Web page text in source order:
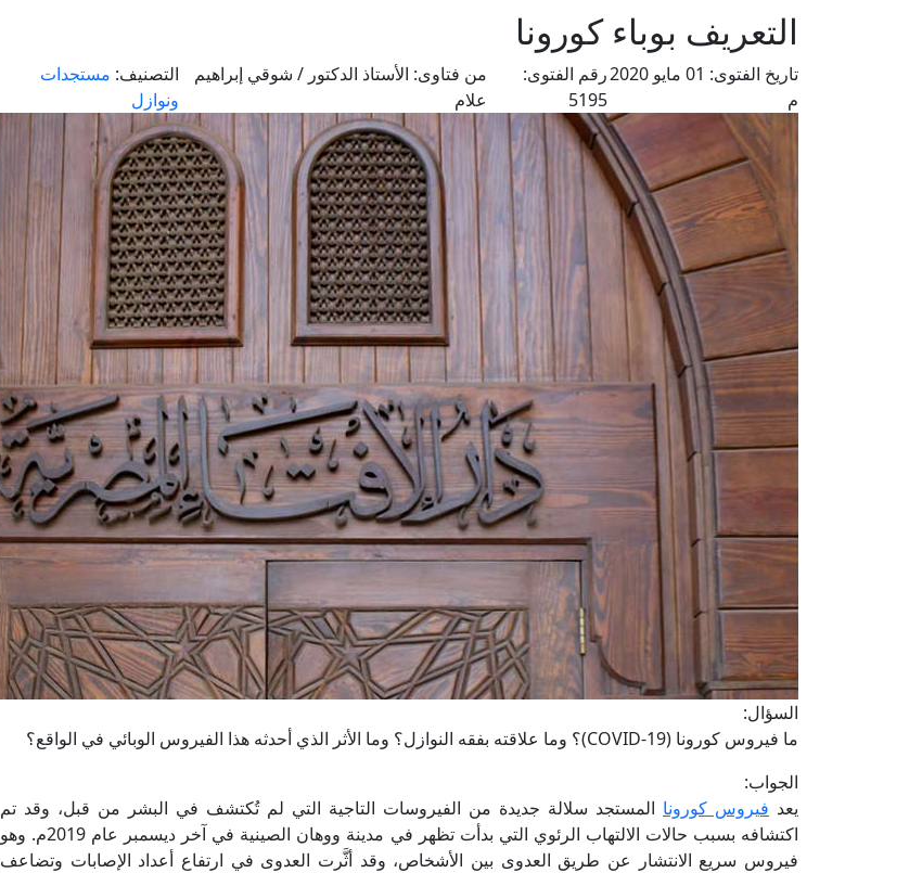
التعريف بوباء كورونا
تاريخ الفتوى:
01 مايو 2020
م
رقم الفتوى:
5195
من فتاوى: الأستاذ الدكتور / شوقي إبراهيم
علام
التصنيف: مستجدات
ونوازل
السؤال:
ما فيروس كورونا (COVID-19)؟ وما علاقته بفقه النوازل؟ وما الأثر الذي أحدثه هذا الفيروس الوبائي في الواقع؟
الجواب:
يعد فيروس كورونا المستجد سلالة جديدة من الفيروسات التاجية التي لم تُكتشف في البشر من قبل، وقد تم
اكتشافه بسبب حالات الالتهاب الرئوي التي بدأت تظهر في مدينة ووهان الصينية في آخر ديسمبر عام 2019م. وهو
فيروس سريع الانتشار عن طريق العدوى بين الأشخاص، وقد أثَّرت العدوى في ارتفاع أعداد الإصابات وتضاعف